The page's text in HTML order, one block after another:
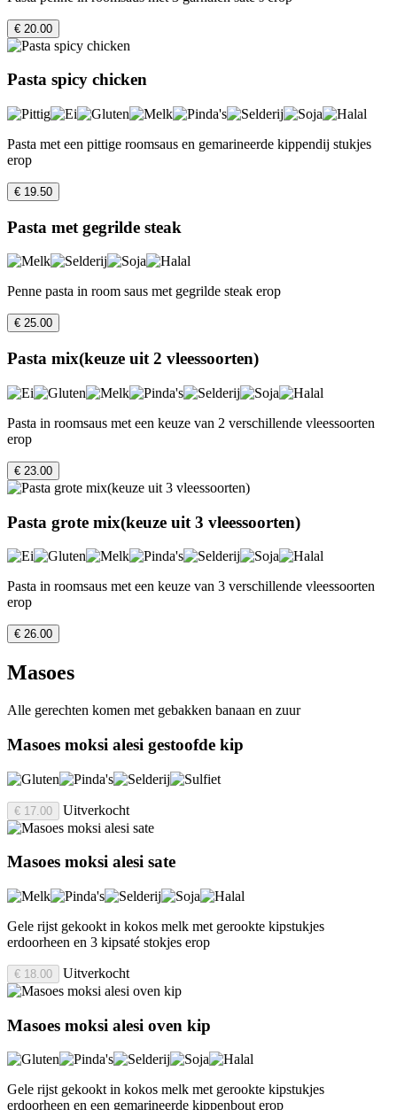
€ 20.00
Pasta spicy chicken
Pasta met een pittige roomsaus en gemarineerde kippendij stukjes
erop
€ 19.50
Pasta met gegrilde steak
Penne pasta in room saus met gegrilde steak erop
€ 25.00
Pasta mix(keuze uit 2 vleessoorten)
Pasta in roomsaus met een keuze van 2 verschillende vleessoorten
erop
€ 23.00
Pasta grote mix(keuze uit 3 vleessoorten)
Pasta in roomsaus met een keuze van 3 verschillende vleessoorten
erop
€ 26.00
Masoes
Alle gerechten komen met gebakken banaan en zuur
Masoes moksi alesi gestoofde kip
€ 17.00 Uitverkocht
Masoes moksi alesi sate
Gele rijst gekookt in kokos melk met gerookte kipstukjes
erdoorheen en 3 kipsaté stokjes erop
€ 18.00 Uitverkocht
Masoes moksi alesi oven kip
Gele rijst gekookt in kokos melk met gerookte kipstukjes
erdoorheen en een gemarineerde kippenbout erop